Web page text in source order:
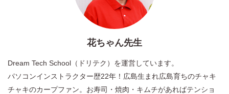
花ちゃん先生
Dream Tech School（ドリテク）を運営しています。
パソコンインストラクター歴22年！広島生まれ広島育ちのチャキ
チャキのカープファン。お寿司・焼肉・キムチがあればテンショ